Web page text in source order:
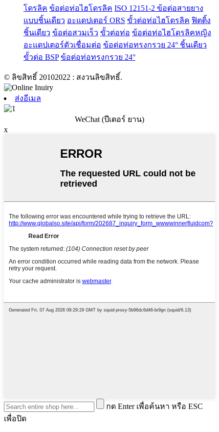
โดรลิค ข้อต่อท่อไฮโดรลิค ISO 12151-2 ข้อต่อสายยาง
แบบชิ้นเดียว อะแดปเตอร์ ORS ขั้วต่อท่อไฮโดรลิค ฟิตติ้ง
ชิ้นเดียว ข้อต่อสวมเร็ว ขั้วต่อท่อ ข้อต่อท่อไฮโดรลิคหญิง
อะแดปเตอร์ตัวเชื่อมต่อ ข้อต่อท่อทรงกรวย 24° ชิ้นเดียว
ขั้วต่อ BSP ข้อต่อท่อทรงกรวย 24°
© ลิขสิทธิ์ 20102022 : สงวนลิขสิทธิ์.
ส่งอีเมล
WeChat (ปีเตอร์ ยาน)
x
กด Enter เพื่อค้นหา หรือ ESC
เพื่อปิด